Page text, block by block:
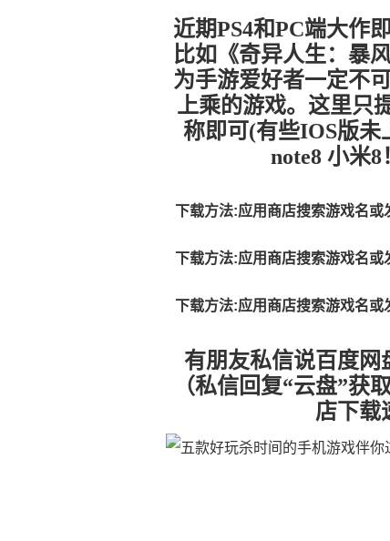
近期PS4和PC端大作
比如《奇异人生：暴
为手游爱好者一定不
上乘的游戏。 这里只
称即可(有些IOS版未
note8 小米8
下载方法:应用商店搜索游戏名
下载方法:应用商店搜索游戏名
下载方法:应用商店搜索游戏名
有朋友私信说百度
（私信回复“云盘”获
店下载